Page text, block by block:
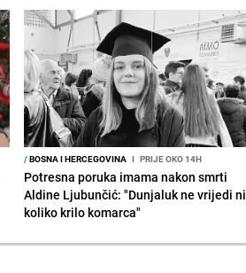
/BOSNA I HERCEGOVINA I PRIJE OKO 14H
Potresna poruka imama nakon smrti
Aldine Ljubunčić: "Dunjaluk ne vrijedi ni
koliko krilo komarca"